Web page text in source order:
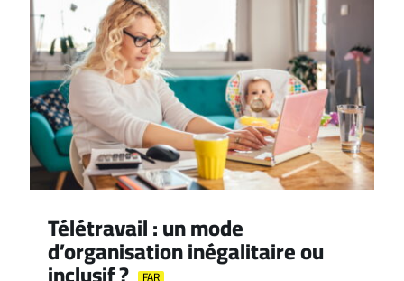
Télétravail : un mode
d’organisation inégalitaire ou